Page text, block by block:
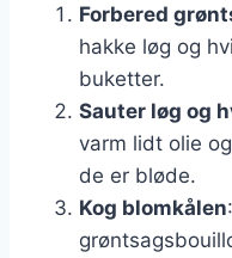
Forbered
hakke løg og
buketter.
Sauter løg og
varm lidt olie
de er bløde.
Kog blomkålen